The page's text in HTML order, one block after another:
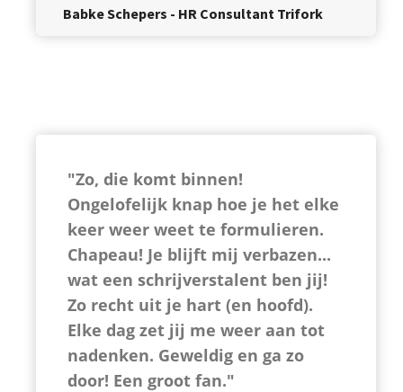
Babke Schepers - HR Consultant Trifork
"Zo, die komt binnen!
Ongelofelijk knap hoe je het elke
keer weer weet te formulieren.
Chapeau! Je blijft mij verbazen...
wat een schrijverstalent ben jij!
Zo recht uit je hart (en hoofd).
Elke dag zet jij me weer aan tot
nadenken. Geweldig en ga zo
door! Een groot fan."